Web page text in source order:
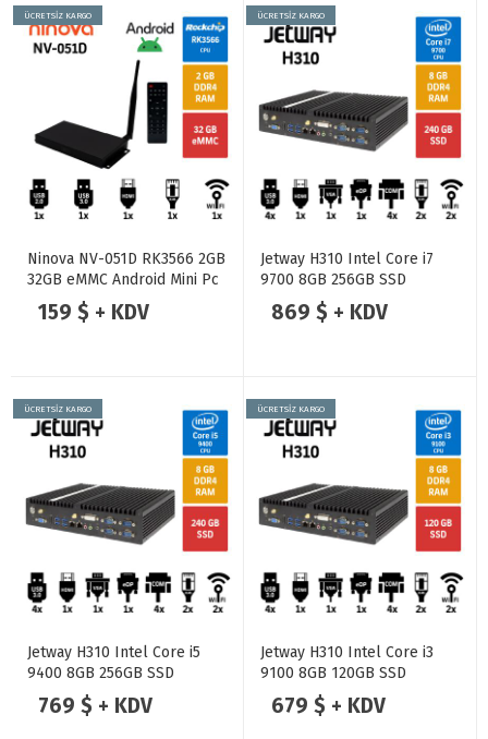
ÜCRETSİZ KARGO
Ninova NV-051D RK3566 2GB
32GB eMMC Android Mini Pc
159 $ + KDV
ÜCRETSİZ KARGO
Jetway H310 Intel Core i7
9700 8GB 256GB SSD
Endüstriyel Mini Pc
869 $ + KDV
ÜCRETSİZ KARGO
Jetway H310 Intel Core i5
9400 8GB 256GB SSD
Endüstriyel Mini Pc
769 $ + KDV
ÜCRETSİZ KARGO
Jetway H310 Intel Core i3
9100 8GB 120GB SSD
Endüstriyel Mini Pc
679 $ + KDV